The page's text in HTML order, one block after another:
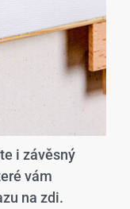
i závěsný
vám
na zdi.